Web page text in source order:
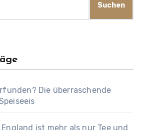
Suchen
Die überraschende
ist mehr als nur Tee und